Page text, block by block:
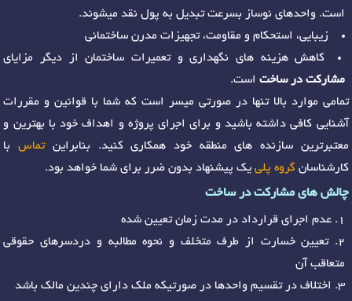
است. واحدهای نوساز بسرعت تبدیل به پول نقد میشوند.
زیبایی، استحکام و مقاومت، تجهیزات مدرن ساختمانی
کاهش هزینه های نگهداری و تعمیرات ساختمان از دیگر مزایای
مشارکت در ساختاست.
تمامی موارد بالا تنها در صورتی میسر است که شما با قوانین و مقررات
آشنایی کافی داشته باشید و برای اجرای پروژه و اهداف خود با بهترین و
معتبرترین سازنده های منطقه خود همکاری کنید. بنابراینتماسبا
کارشناسان گروه پلی یک پیشنهاد بدون ضرر برای شما خواهد بود.
چالش های مشارکت در ساخت
عدم اجرای قرارداد در مدت زمان تعیین شده
تعیین خسارت از طرف متخلف و نحوه مطالبه و دردسرهای حقوقی
متعاقب آن
اختلاف در تقسیم واحدها در صورتیکه ملک دارای چندین مالک باشد